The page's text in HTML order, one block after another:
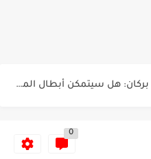
سيمبا - نهضة بركان: هل سيتمكن أبطال المغرب من الحفاظ...
البرنامج الكامل لنهائي البطولة بين الاتحاد المنستيري والنادي الإفريقي
0